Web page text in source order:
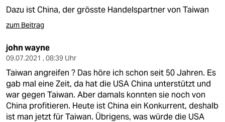
berlin
wahrheit
verlag
verlag
Dazu ist China, der grösste Handelspartner von Taiwan
zum Beitrag
john wayne
09.07.2021 , 08:39 Uhr
Taiwan angreifen ? Das höre ich schon seit 50 Jahren. Es
gab mal eine Zeit, da hat die USA China unterstützt und
war gegen Taiwan. Aber damals konnten sie noch von
China profitieren. Heute ist China ein Konkurrent, deshalb
ist man jetzt für Taiwan. Übrigens, was würde die USA